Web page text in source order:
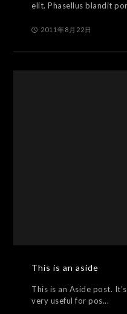
elit. Phasellus blandit
2011年8月22日
This is an aside
This is an Aside post.
very useful for pos...